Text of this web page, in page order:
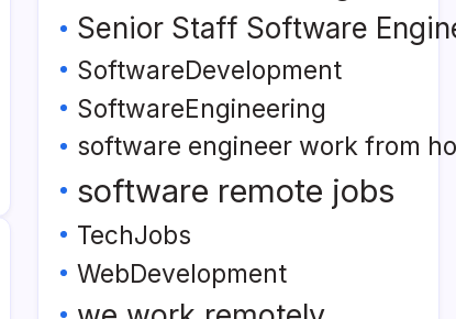
Senior Staff Software
SoftwareDevelopment
SoftwareEngineering
software engineer work from
software remote jobs
TechJobs
WebDevelopment